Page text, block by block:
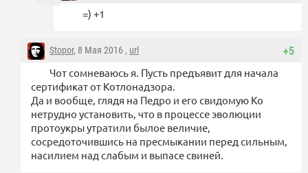
=) +1
+5
Stopor, 8 Мая 2016 , url
Чот сомневаюсь я. Пусть предъявит для начала
сертификат от Котлонадзора.
Да и вообще, глядя на Педро и его свидомую Ко
нетрудно установить, что в процессе эволюции
протоукры утратили былое величие,
сосредоточившись на пресмыкании перед сильным,
насилием над слабым и выпасе свиней.